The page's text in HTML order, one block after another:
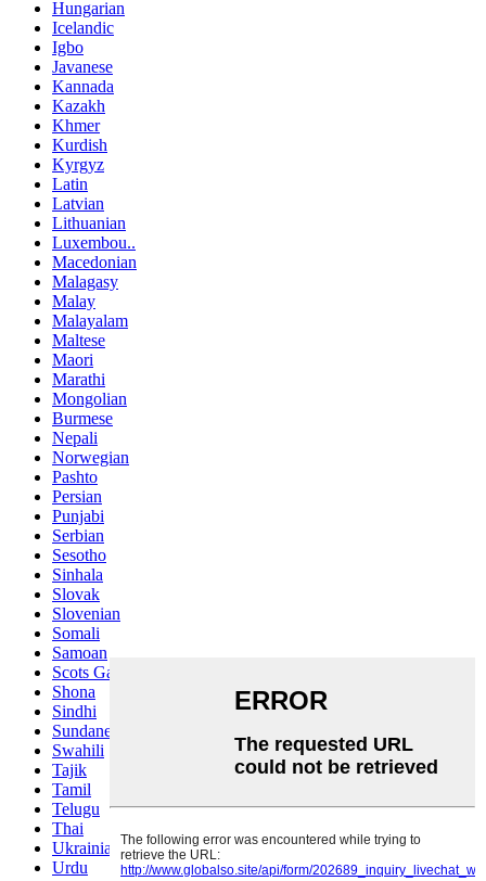
Hungarian
Icelandic
Igbo
Javanese
Kannada
Kazakh
Khmer
Kurdish
Kyrgyz
Latin
Latvian
Lithuanian
Luxembou..
Macedonian
Malagasy
Malay
Malayalam
Maltese
Maori
Marathi
Mongolian
Burmese
Nepali
Norwegian
Pashto
Persian
Punjabi
Serbian
Sesotho
Sinhala
Slovak
Slovenian
Somali
Samoan
Scots Gaelic
Shona
Sindhi
Sundanese
Swahili
Tajik
Tamil
Telugu
Thai
Ukrainian
Urdu